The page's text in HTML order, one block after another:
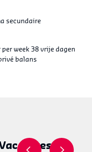
secundaire
week 38 vrije dagen
balans